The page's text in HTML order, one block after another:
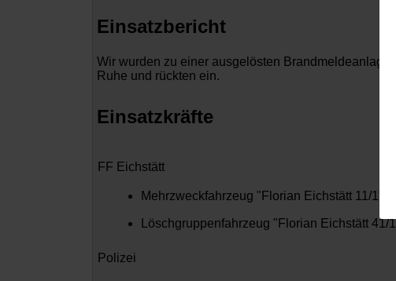
Einsatzbericht
Wir wurden zu einer ausgelösten
Ruhe und rückten ein.
Einsatzkräfte
FF Eichstätt
Mehrzweckfahrzeug "Florian Eichstätt 11/1"
Löschgruppenfahrzeug "Florian Eichstätt 41/
Polizei